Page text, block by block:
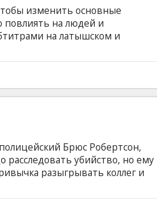
изменить основные
повлиять на людей и
на латышском и
Брюс Робертсон,
убийство, но ему
разыгрывать коллег и
языке с субтитрами на